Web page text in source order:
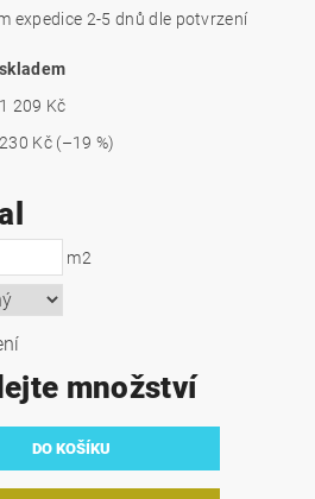
expedice 2-5 dnů dle potvrzení
skladem
1 209 Kč
230 Kč (–19 %)
m2
množství